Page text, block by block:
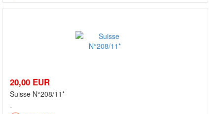
20,00 EUR
Suisse N°208/11*